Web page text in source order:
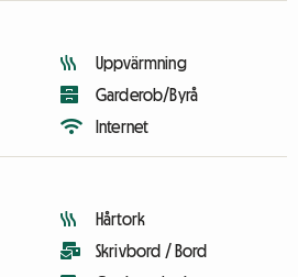
Uppvärmning
Garderob/Byrå
Internet
Hårtork
Skrivbord / Bord